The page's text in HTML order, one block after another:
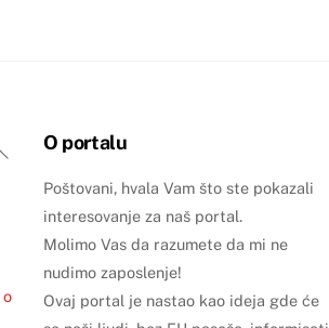
O portalu
Poštovani, hvala Vam što ste pokazali
interesovanje za naš portal.
Molimo Vas da razumete da mi ne
nudimo zaposlenje!
Ovaj portal je nastao kao ideja gde će